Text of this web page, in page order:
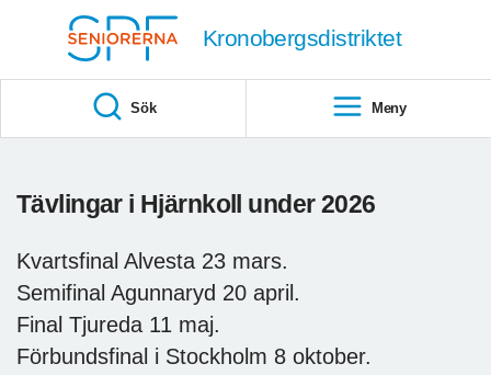
Kronobergsdistriktet
Sök Meny
Tävlingar i Hjärnkoll under 2026
Kvartsfinal Alvesta 23 mars.
Semifinal Agunnaryd 20 april.
Final Tjureda 11 maj.
Förbundsfinal i Stockholm 8 oktober.